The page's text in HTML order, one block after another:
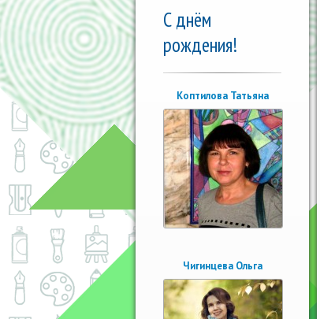
С днём
рождения!
Коптилова Татьяна
Чигинцева Ольга